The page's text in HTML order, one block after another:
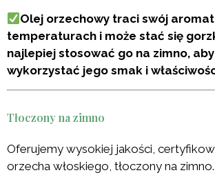
Olej orzechowy traci swój
temperaturach i może stać się
najlepiej stosować go na zimno, aby
wykorzystać jego smak i
Tłoczony na zimno
Oferujemy wysokiej jakości,
orzecha włoskiego, tłoczony na